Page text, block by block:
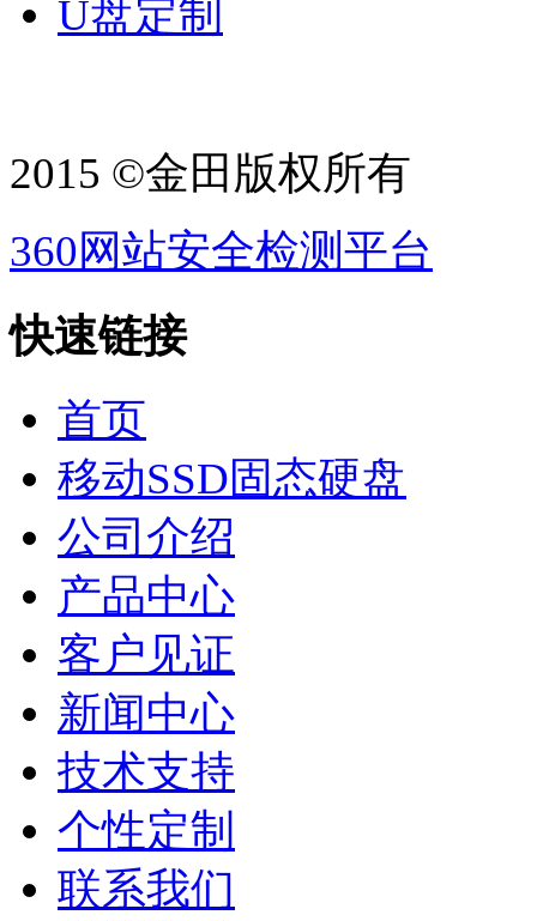
U盘定制
2015 ©金田版权所有
360网站安全检测平台
快速链接
首页
移动SSD固态硬盘
公司介绍
产品中心
客户见证
新闻中心
技术支持
个性定制
联系我们